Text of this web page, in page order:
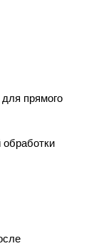
прямого
обработки